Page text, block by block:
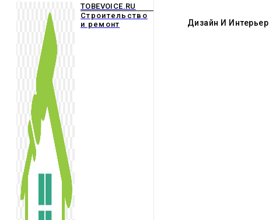
TOBEVOICE.RU
Строительство
и ремонт
Дизайн И Интерьер